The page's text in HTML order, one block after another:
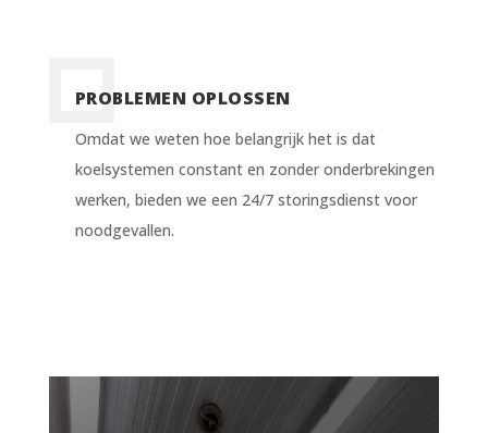
PROBLEMEN OPLOSSEN
Omdat we weten hoe belangrijk het is dat
koelsystemen constant en zonder onderbrekingen
werken, bieden we een 24/7 storingsdienst voor
noodgevallen.